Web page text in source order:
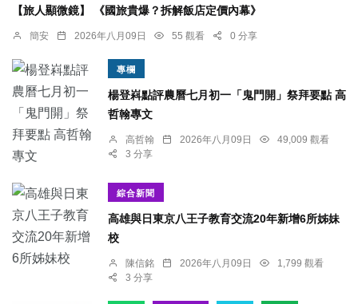
【旅人顯微鏡】 《國旅貴爆？拆解飯店定價內幕》
簡安 2026年八月09日 55 觀看 0 分享
專欄
楊登嵙點評農曆七月初一「鬼門開」祭拜要點 高
哲翰專文
高哲翰 2026年八月09日
49,009 觀看
3 分享
綜合新聞
高雄與日東京八王子教育交流20年新增6所姊妹
校
陳信銘 2026年八月09日
1,799 觀看
3 分享